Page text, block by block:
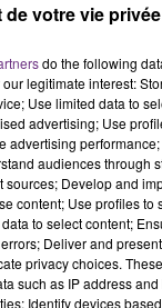
DU TRAVAIL
LES
de début
plus précoce
Travail en
5h54
5h54
de votre vie
do the following
legitimate interest:
Use limited data to
advertising; Use
advertising
audiences through
sources; Develop and
content; Use profiles to
to select content;
Deliver and
privacy choices.
such as IP address
Identify devices